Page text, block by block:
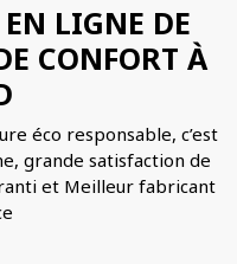
LIGNE DE
CONFORT À
éco responsable, c’est
grande satisfaction de
et Meilleur fabricant